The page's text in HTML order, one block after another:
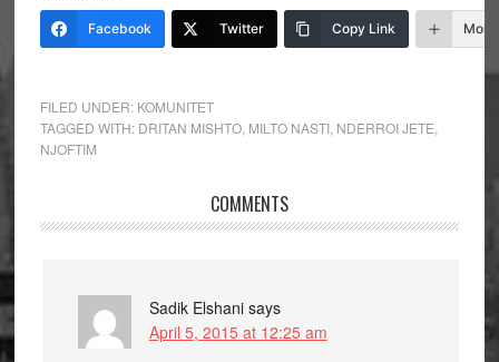
Facebook Twitter Copy Link More
FILED UNDER: KOMUNITET
TAGGED WITH: DRITAN MISHTO, MILTO NASTI, NDERROI JETE
NJOFTIM
COMMENTS
Sadik Elshani says
April 5, 2015 at 12:25 am